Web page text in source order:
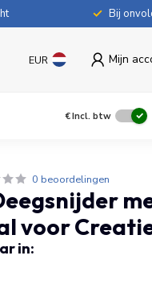
Bij
EUR Mijn
€Incl. btw
0 beoordelingen
voor
in: